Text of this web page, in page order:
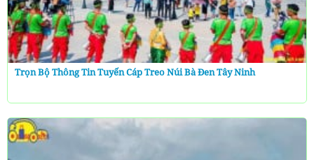
Trọn Bộ Thông Tin Tuyến Cáp Treo Núi Bà Đen Tây Ninh